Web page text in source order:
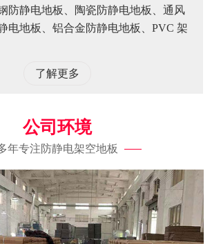
防静电地板、陶瓷防静电地板、通风
电地板、铝合金防静电地板、PVC 架
了解更多
公司环境
年专注防静电架空地板